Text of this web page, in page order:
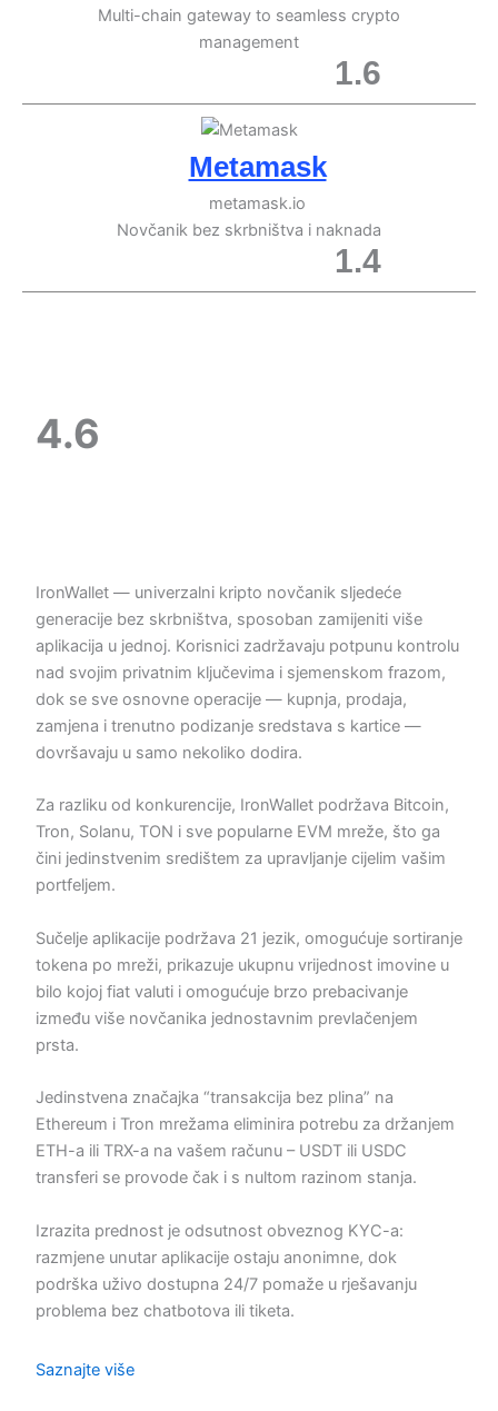
Multi-chain gateway to seamless crypto
management
1.6
Metamask
metamask.io
Novčanik bez skrbništva i naknada
1.4
4.6
IronWallet — univerzalni kripto novčanik sljedeće
generacije bez skrbništva, sposoban zamijeniti više
aplikacija u jednoj. Korisnici zadržavaju potpunu kontrolu
nad svojim privatnim ključevima i sjemenskom frazom,
dok se sve osnovne operacije — kupnja, prodaja,
zamjena i trenutno podizanje sredstava s kartice —
dovršavaju u samo nekoliko dodira.
Za razliku od konkurencije, IronWallet podržava Bitcoin,
Tron, Solanu, TON i sve popularne EVM mreže, što ga
čini jedinstvenim središtem za upravljanje cijelim vašim
portfeljem.
Sučelje aplikacije podržava 21 jezik, omogućuje sortiranje
tokena po mreži, prikazuje ukupnu vrijednost imovine u
bilo kojoj fiat valuti i omogućuje brzo prebacivanje
između više novčanika jednostavnim prevlačenjem
prsta.
Jedinstvena značajka “transakcija bez plina” na
Ethereum i Tron mrežama eliminira potrebu za držanjem
ETH-a ili TRX-a na vašem računu – USDT ili USDC
transferi se provode čak i s nultom razinom stanja.
Izrazita prednost je odsutnost obveznog KYC-a:
razmjene unutar aplikacije ostaju anonimne, dok
podrška uživo dostupna 24/7 pomaže u rješavanju
problema bez chatbotova ili tiketa.
Saznajte više